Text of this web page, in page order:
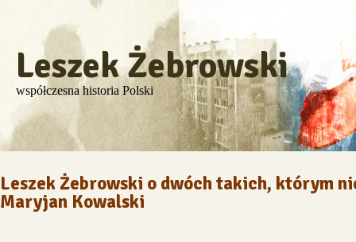
Leszek Żebrowski
współczesna historia Polski
Leszek Żebrowski o dwóch takich, którym
Maryjan Kowalski